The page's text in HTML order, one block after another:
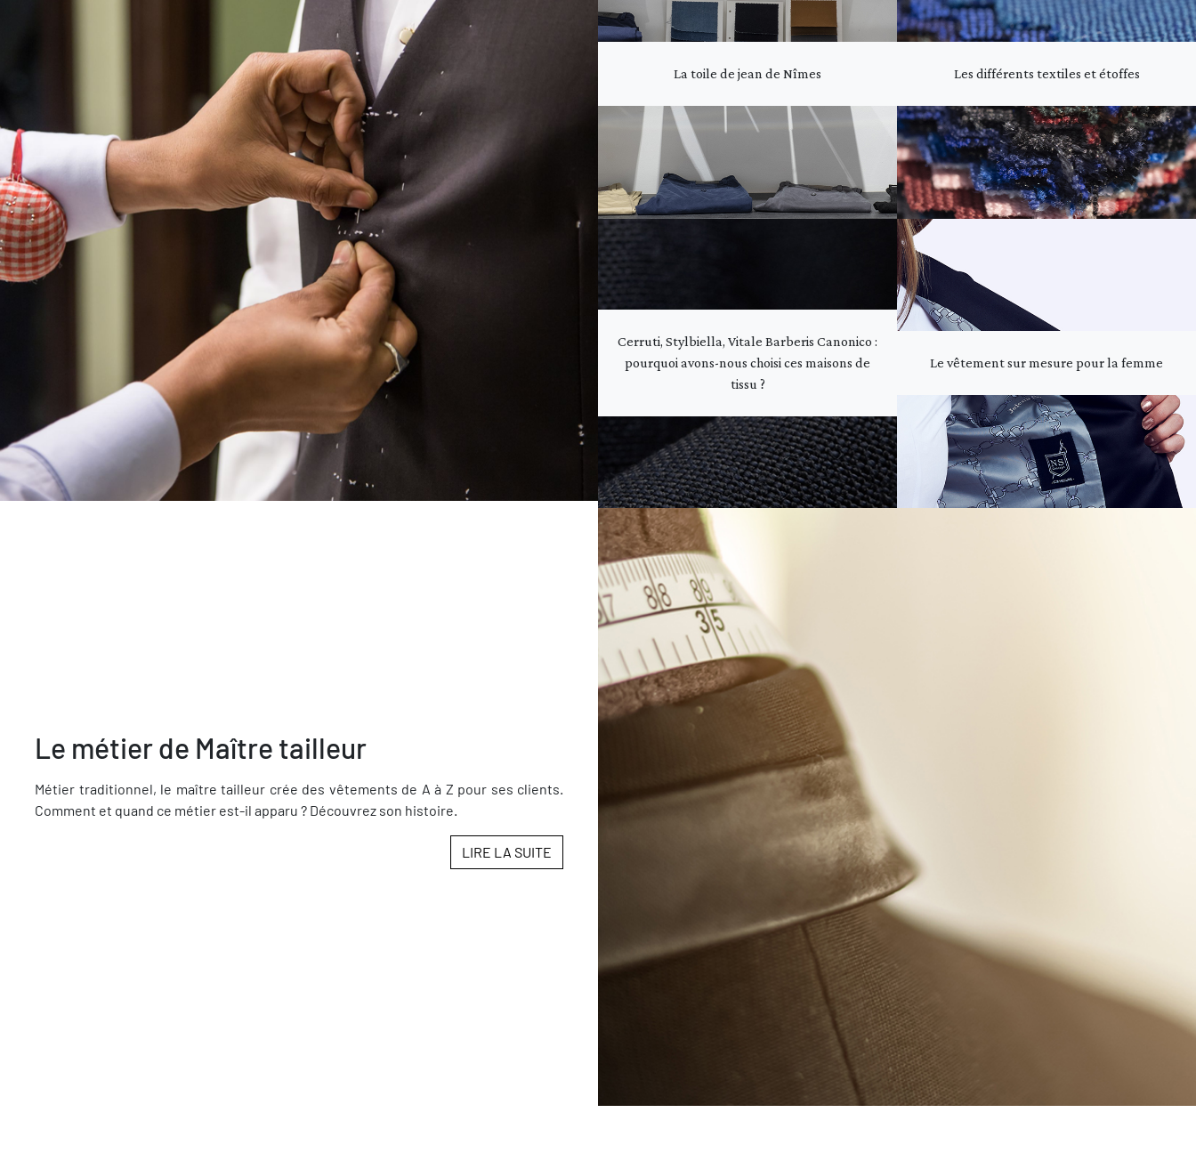
La toile de jean de Nîmes Les différents textiles et étoffes
Cerruti, Stylbiella, Vitale Barberis Canonico :
pourquoi avons-nous choisi ces maisons de
tissu ?
Le vêtement sur mesure pour la femme
Le métier de Maître tailleur
Métier traditionnel, le maître tailleur crée des vêtements de A à Z pour ses clients.
Comment et quand ce métier est-il apparu ? Découvrez son histoire.
LIRE LA SUITE